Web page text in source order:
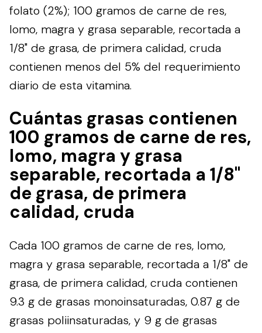
folato (2%); 100 gramos de carne de res,
lomo, magra y grasa separable, recortada a
1/8" de grasa, de primera calidad, cruda
contienen menos del 5% del requerimiento
diario de esta vitamina.
Cuántas grasas contienen
100 gramos de carne de res,
lomo, magra y grasa
separable, recortada a 1/8"
de grasa, de primera
calidad, cruda
Cada 100 gramos de carne de res, lomo,
magra y grasa separable, recortada a 1/8" de
grasa, de primera calidad, cruda contienen
9.3 g de grasas monoinsaturadas, 0.87 g de
grasas poliinsaturadas, y 9 g de grasas